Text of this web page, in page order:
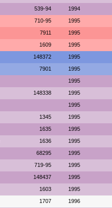
539-94 1994
710-95 1995
7911 1995
1609 1995
148372 1995
7901 1995
1995
148338 1995
1995
1345 1995
1635 1995
1636 1995
68295 1995
719-95 1995
148437 1995
1603 1995
1707 1996